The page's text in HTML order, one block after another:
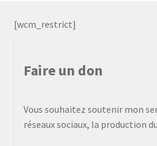
[wcm_restrict]
Faire un don
Vous souhaitez soutenir mon
réseaux sociaux, la production